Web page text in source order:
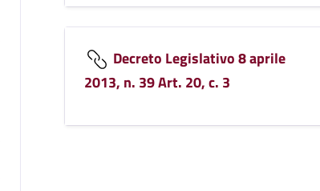
Decreto Legislativo 8 aprile
2013, n. 39 Art. 20, c. 3